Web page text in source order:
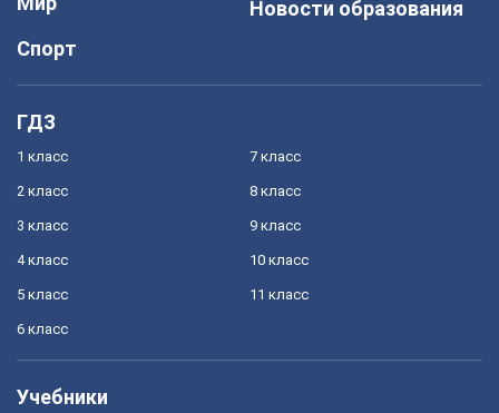
Спорт
Новости образования
ГДЗ
1 класс
2 класс
3 класс
4 класс
5 класс
6 класс
7 класс
8 класс
9 класс
10 класс
11 класс
Учебники